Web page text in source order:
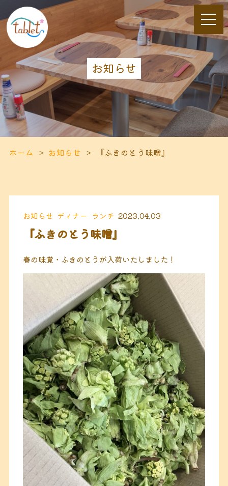
お知らせ
ホーム お知らせ 『ふきのとう味噌』
お知らせ ディナー ランチ 2023.04.03
『ふきのとう味噌』
春の味覚・ふきのとうが入荷いたしました！